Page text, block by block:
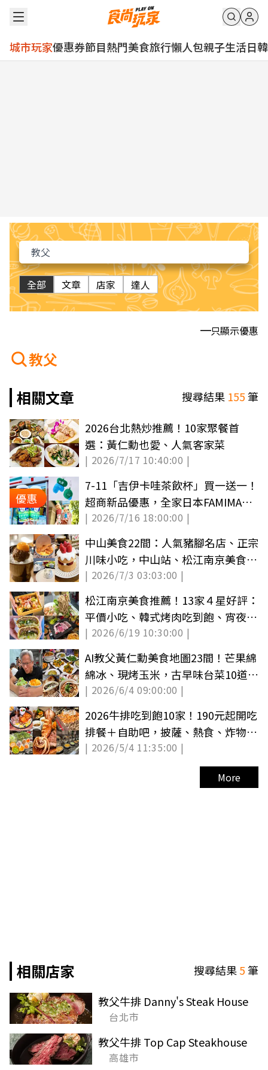
城市玩家優惠券節目熱門美食旅行懶人包親子生活日韓
全部 文章 店家 達人
只顯示優惠
教父
相關文章
搜尋結果 155筆
2026台北熱炒推薦！10家聚餐首
選：黃仁勳也愛、人氣客家菜
| 2026/7/17 10:40:00 |
優惠
7-11「吉伊卡哇茶飲杯」買一送一！
超商新品優惠，全家日本FAMIMA登
台、霜淇淋６元
| 2026/7/16 18:00:00 |
中山美食22間：人氣豬腳名店、正宗
川味小吃，中山站、松江南京美食全
集結
| 2026/7/3 03:03:00 |
松江南京美食推薦！13家４星好評：
平價小吃、韓式烤肉吃到飽、宵夜串
燒
| 2026/6/19 10:30:00 |
AI教父黃仁勳美食地圖23間！芒果綿
綿冰、現烤玉米，古早味台菜10道必
點曝
| 2026/6/4 09:00:00 |
2026牛排吃到飽10家！190元起開吃
排餐＋自助吧，披薩、熱食、炸物無
限續
| 2026/5/4 11:35:00 |
More
相關店家 搜尋結果5筆
教父牛排 Danny's Steak House
台北市
教父牛排 Top Cap Steakhouse
高雄市